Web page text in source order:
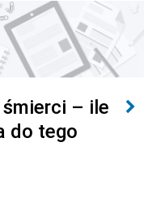
– ile
do tego